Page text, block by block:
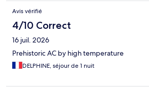
Avis vérifié
4/10 Correct
16 juil. 2026
Prehistoric AC by high temperature
DELPHINE, séjour de 1 nuit